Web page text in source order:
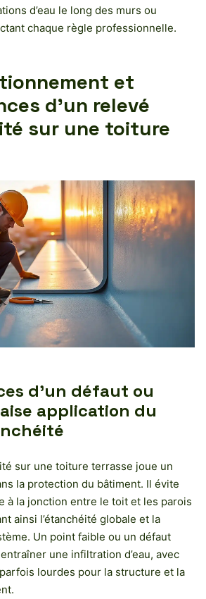
d’eau le long des murs ou
chaque règle professionnelle.
et
d’un relevé
sur une toiture
d’un défaut ou
application du
sur une toiture terrasse joue un
la protection du bâtiment. Il évite
à la jonction entre le toit et les parois
ainsi l’étanchéité globale et la
Un point faible ou un défaut
une infiltration d’eau, avec
lourdes pour la structure et la